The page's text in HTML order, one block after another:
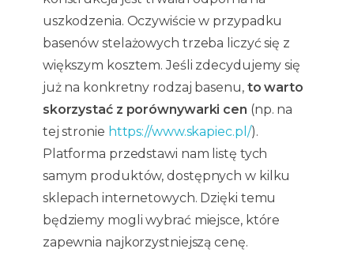
uszkodzenia. Oczywiście w przypadku
basenów stelażowych trzeba liczyć się z
większym kosztem. Jeśli zdecydujemy się
już na konkretny rodzaj basenu, to warto
skorzystać z porównywarki cen (np. na
tej stronie https://www.skapiec.pl/).
Platforma przedstawi nam listę tych
samym produktów, dostępnych w kilku
sklepach internetowych. Dzięki temu
będziemy mogli wybrać miejsce, które
zapewnia najkorzystniejszą cenę.